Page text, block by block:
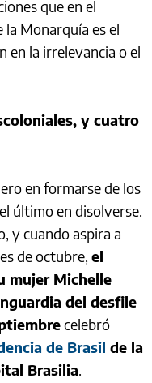
que en el
Monarquía es el
en la irrelevancia o el
y cuatro
en formarse de los
último en disolverse.
y cuando aspira a
de octubre, el
mujer Michelle
del desfile
celebró
de Brasil de la
Brasilia.